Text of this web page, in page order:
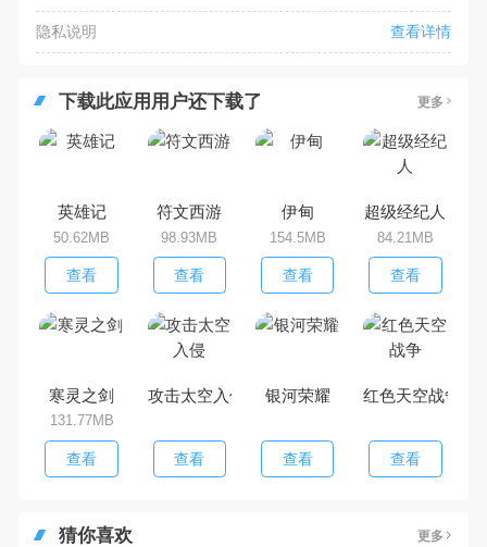
隐私说明 查看详情
下载此应用用户还下载了 更多
英雄记
50.62MB
查看
符文西游
98.93MB
查看
伊甸
154.5MB
查看
超级经纪人
84.21MB
查看
寒灵之剑
131.77MB
查看
攻击太空入侵
查看
银河荣耀
查看
红色天空战争
查看
猜你喜欢 更多